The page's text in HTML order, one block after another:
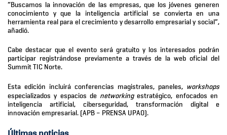
“Buscamos la innovación de las empresas, que los jóvenes generen
conocimiento y que la inteligencia artificial se convierta en una
herramienta real para el crecimiento y desarrollo empresarial y social”,
añadió.
Cabe destacar que el evento será gratuito y los interesados podrán
participar registrándose previamente a través de la web oficial del
Summit TIC Norte.
Esta edición incluirá conferencias magistrales, paneles, workshops
especializados y espacios de networkingestratégico, enfocados en
inteligencia artificial, ciberseguridad, transformación digital e
innovación empresarial. (APB – PRENSA UPAO).